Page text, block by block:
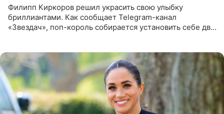
Филипп Киркоров решил украсить свою улыбку
бриллиантами. Как сообщает Telegram-канал
«Звездач», поп-король собирается установить себе два